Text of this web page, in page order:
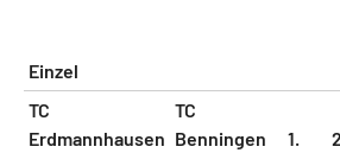
Einzel
TC
Erdmannhausen
TC
Benningen
1.